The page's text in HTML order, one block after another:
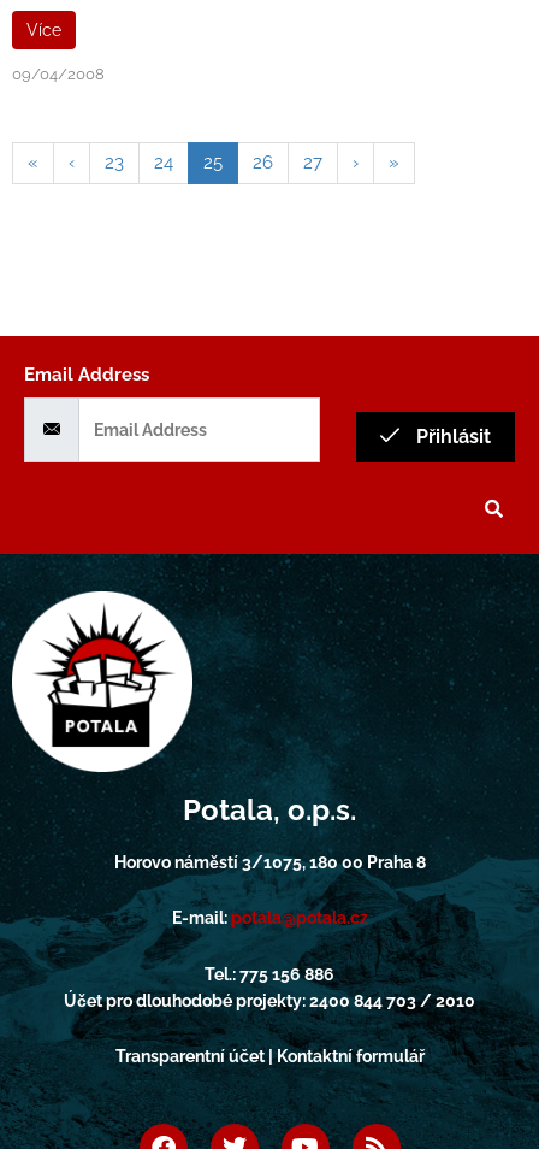
Více
09/04/2008
« ‹ 23 24 25 26 27 › »
Email Address
Přihlásit
Potala, o.p.s.
Horovo náměstí 3/1075, 180 00 Praha 8
E-mail:potala@potala.cz
Tel.: 775 156 886
Účet pro dlouhodobé projekty: 2400 844 703 / 2010
Transparentní účet | Kontaktní formulář
F
T
Y
R